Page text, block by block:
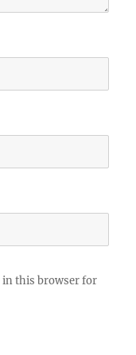
in this browser for